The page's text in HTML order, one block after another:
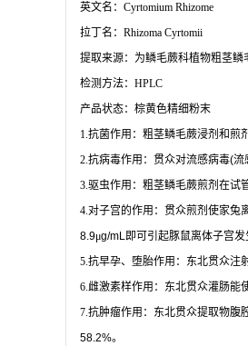
英文名： Cyrtomium Rhizome
拉丁名： Rhizoma Cyrtomii
提取来源：为鳞毛蕨科植物粗茎鳞
检测方法： HPLC
产品状态：棕黄色精细粉末
1.抗菌作用：粗茎鳞毛蕨浸剂和煎
2.抗病毒作用：贯众对流感病毒(流
3.驱虫作用：粗茎鳞毛蕨煎剂在试
4.对子宫的作用：贯众煎剂使家兔
8.9μg/mL即可引起豚鼠离体子宫发
5.抗早孕、堕胎作用：东北贯众注
6.雌激素样作用：东北贯众灌肠能
7.抗肿瘤作用：东北贯众提取物腹
58.2%。